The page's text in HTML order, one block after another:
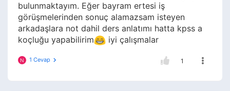
bulunmaktayım. Eğer bayram ertesi iş
görüşmelerinden sonuç alamazsam isteyen
arkadaşlara not dahil ders anlatımı hatta kpss a
koçluğu yapabilirim
iyi çalışmalar
N 1 Cevap 1